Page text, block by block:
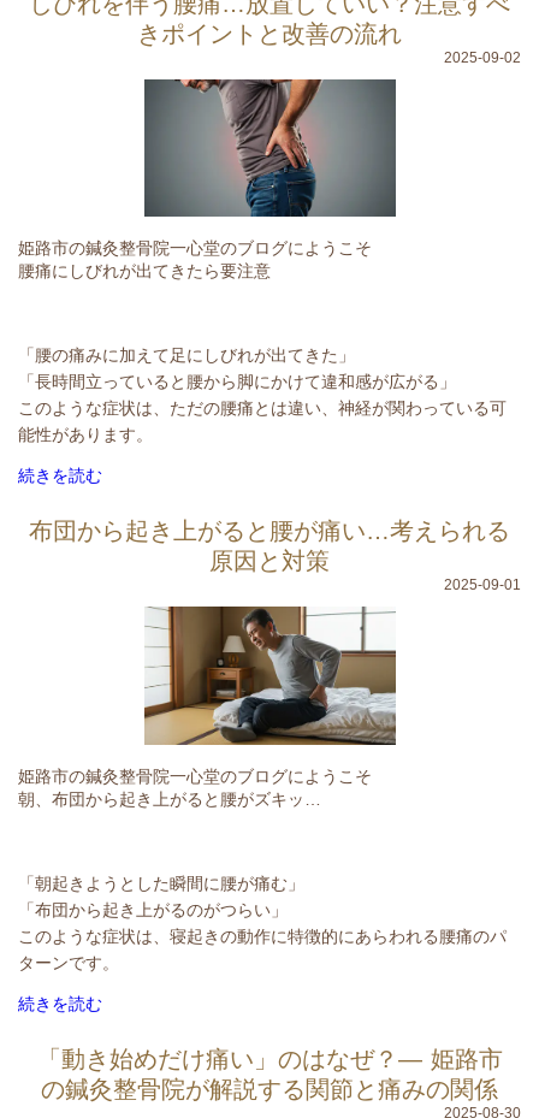
きポイントと改善の流れ
2025-09-02
姫路市の鍼灸整骨院一心堂のブログにようこそ
腰痛にしびれが出てきたら要注意
「腰の痛みに加えて足にしびれが出てきた」
「長時間立っていると腰から脚にかけて違和感が広がる」
このような症状は、ただの腰痛とは違い、神経が関わっている可
能性があります。
続きを読む
布団から起き上がると腰が痛い…考えられる
原因と対策
2025-09-01
姫路市の鍼灸整骨院一心堂のブログにようこそ
朝、布団から起き上がると腰がズキッ…
「朝起きようとした瞬間に腰が痛む」
「布団から起き上がるのがつらい」
このような症状は、寝起きの動作に特徴的にあらわれる腰痛のパ
ターンです。
続きを読む
「動き始めだけ痛い」のはなぜ？― 姫路市
の鍼灸整骨院が解説する関節と痛みの関係
2025-08-30